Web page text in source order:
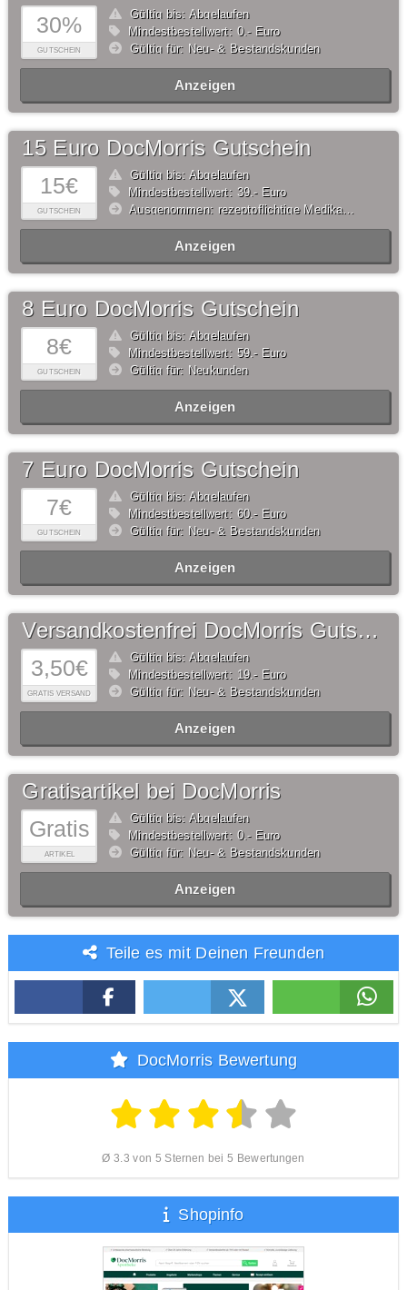
30%
GUTSCHEIN
Gültig bis: Abgelaufen
Mindestbestellwert: 0,- Euro
Gültig für: Neu- & Bestandskunden
Anzeigen
15€
GUTSCHEIN
15 Euro DocMorris Gutschein
Gültig bis: Abgelaufen
Mindestbestellwert: 39,- Euro
Ausgenommen: rezeptpflichtige Medikamente
Anzeigen
8€
GUTSCHEIN
8 Euro DocMorris Gutschein
Gültig bis: Abgelaufen
Mindestbestellwert: 59,- Euro
Gültig für: Neukunden
Anzeigen
7€
GUTSCHEIN
7 Euro DocMorris Gutschein
Gültig bis: Abgelaufen
Mindestbestellwert: 60,- Euro
Gültig für: Neu- & Bestandskunden
Anzeigen
3,50€
GRATIS VERSAND
Versandkostenfrei DocMorris Gutschein
Gültig bis: Abgelaufen
Mindestbestellwert: 19,- Euro
Gültig für: Neu- & Bestandskunden
Anzeigen
Gratis
ARTIKEL
Gratisartikel bei DocMorris
Gültig bis: Abgelaufen
Mindestbestellwert: 0,- Euro
Gültig für: Neu- & Bestandskunden
Anzeigen
Teile es mit Deinen Freunden
DocMorris Bewertung
Ø 3.3 von 5 Sternen bei 5 Bewertungen
Shopinfo